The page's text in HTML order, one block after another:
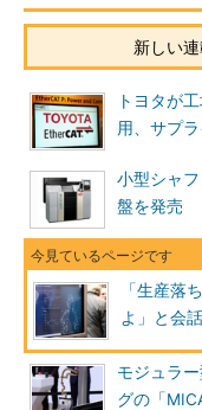
新しい
トヨタが
用、サプ
小型シャ
盤を発売
「生産落
よ」と会
モジュラ
グの「